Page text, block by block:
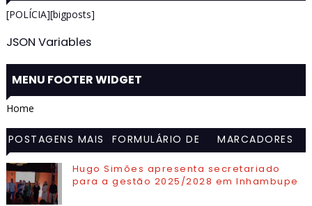
[POLÍCIA][bigposts]
JSON Variables
MENU FOOTER WIDGET
Home
POSTAGENS MAIS
VISITADAS
FORMULÁRIO DE
MARCADORES
Hugo Simões apresenta secretariado
para a gestão 2025/2028 em Inhambupe